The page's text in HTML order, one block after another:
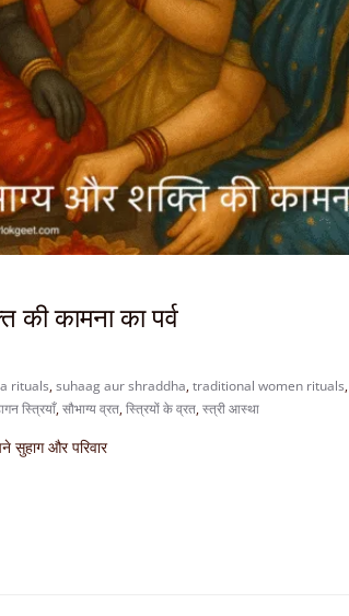
की कामना का पर्व
rituals,suhaag aur shraddha,traditional women rituals,
स्त्रियाँ,सौभाग्य व्रत,स्त्रियों के व्रत,स्त्री आस्था
सुहाग और परिवार